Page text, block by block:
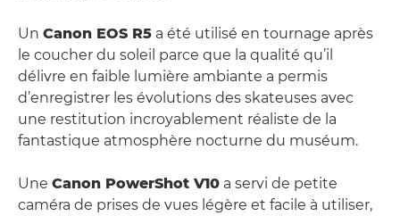
Un Canon EOS R5 a été utilisé en tournage après
le coucher du soleil parce que la qualité qu’il
délivre en faible lumière ambiante a permis
d’enregistrer les évolutions des skateuses avec
une restitution incroyablement réaliste de la
fantastique atmosphère nocturne du muséum.
Une Canon PowerShot V10 a servi de petite
caméra de prises de vues légère et facile à utiliser,